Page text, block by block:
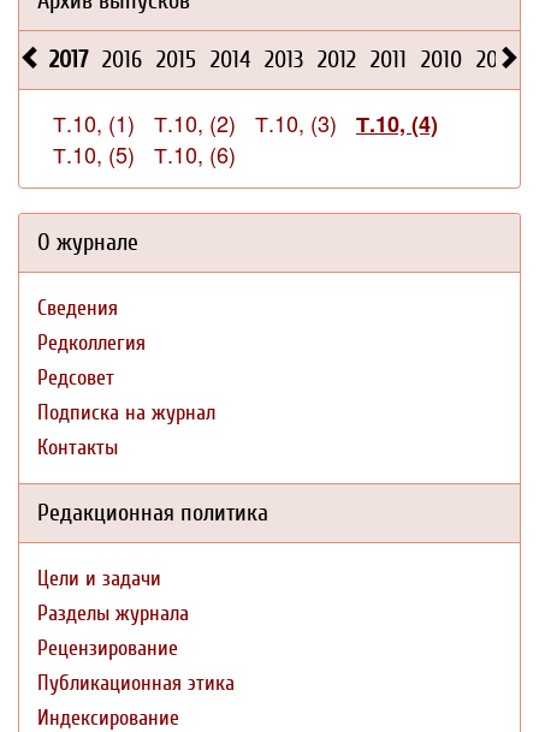
2017 2016 2015 2014 2013 2012 2011 2010 2009
Т.10, (1) Т.10, (2) Т.10, (3)
Т.10, (4)
Т.10, (5)
Т.10, (6)
О журнале
Сведения
Редколлегия
Редсовет
Подписка на журнал
Контакты
Редакционная политика
Цели и задачи
Разделы журнала
Рецензирование
Публикационная этика
Индексирование